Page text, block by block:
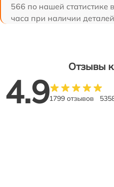
566 по нашей статистике
часа при наличии
Отзывы
4.91799 отзывов